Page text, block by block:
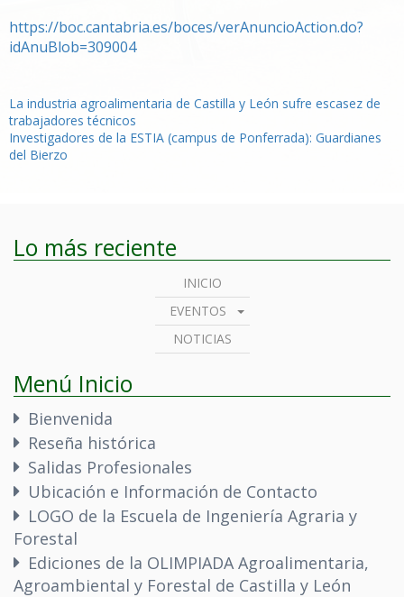
https://boc.cantabria.es/boces/verAnuncioAction.do?
idAnuBlob=309004
Navegación
de
entradas
La industria agroalimentaria de Castilla y León sufre escasez de
trabajadores técnicos
Investigadores de la ESTIA (campus de Ponferrada): Guardianes
del Bierzo
Lo más reciente
INICIO
EVENTOS
NOTICIAS
Menú Inicio
Bienvenida
Reseña histórica
Salidas Profesionales
Ubicación e Información de Contacto
LOGO de la Escuela de Ingeniería Agraria y
Forestal
Ediciones de la OLIMPIADA Agroalimentaria,
Agroambiental y Forestal de Castilla y León